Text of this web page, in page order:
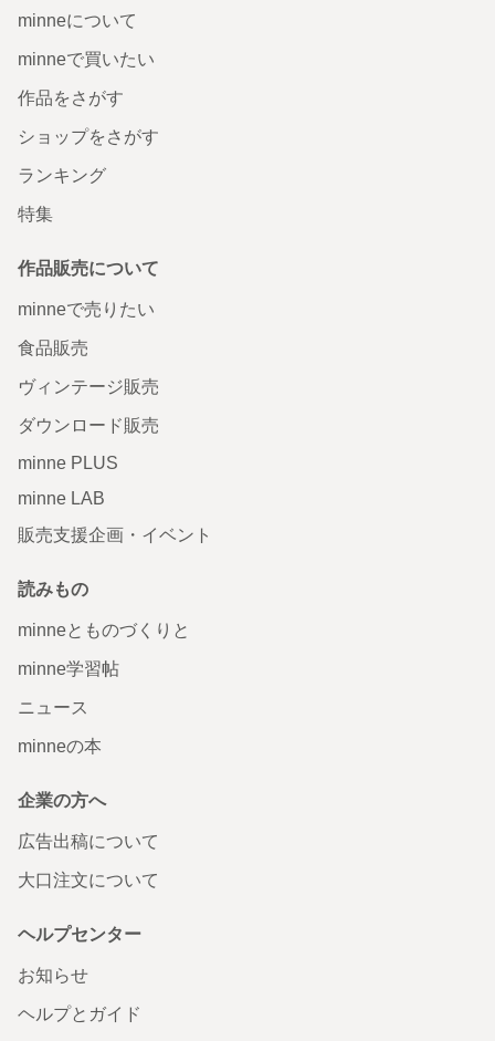
minneについて
minneで買いたい
作品をさがす
ショップをさがす
ランキング
特集
作品販売について
minneで売りたい
食品販売
ヴィンテージ販売
ダウンロード販売
minne PLUS
minne LAB
販売支援企画・イベント
読みもの
minneとものづくりと
minne学習帖
ニュース
minneの本
企業の方へ
広告出稿について
大口注文について
ヘルプセンター
お知らせ
ヘルプとガイド